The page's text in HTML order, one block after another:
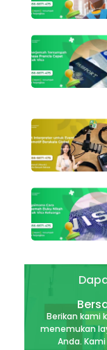
Berikan
menemukan
Anda.